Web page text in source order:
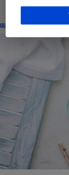
GUIDE D'ACHAT